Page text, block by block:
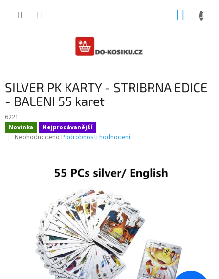
SILVER PK KARTY - STRIBRNA EDICE
- BALENI 55 karet
6221
Novinka Nejprodávanější
Průměrné
Neohodnoceno Podrobnosti hodnocení